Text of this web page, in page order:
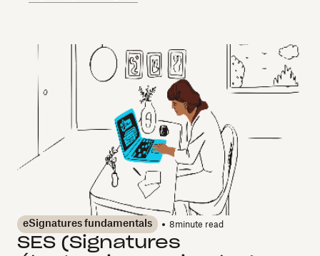
eSignatures fundamentals 8minute read
SES (Signatures